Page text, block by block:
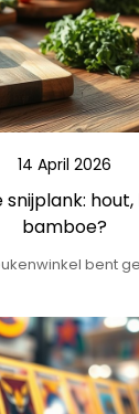
14 April 2026
snijplank:
bamboe?
bent